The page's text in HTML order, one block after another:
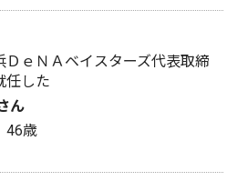
ＤｅＮＡベイスターズ代表取締
任した
ん
歳